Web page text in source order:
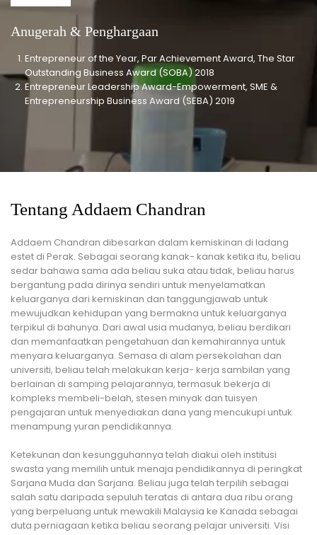
Anugerah & Penghargaan
Entrepreneur of the Year, Par Achievement Award, The Star
Outstanding Business Award (SOBA) 2018
Entrepreneur Leadership Award-Empowerment, SME &
Entrepreneurship Business Award (SEBA) 2019
Tentang Addaem Chandran
Addaem Chandran dibesarkan dalam kemiskinan di ladang
estet di Perak. Sebagai seorang kanak- kanak ketika itu, beliau
sedar bahawa sama ada beliau suka atau tidak, beliau harus
bergantung pada dirinya sendiri untuk menyelamatkan
keluarganya dari kemiskinan dan tanggungjawab untuk
mewujudkan kehidupan yang bermakna untuk keluarganya
terpikul di bahunya. Dari awal usia mudanya, beliau berdikari
dan memanfaatkan pengetahuan dan kemahirannya untuk
menyara keluarganya. Semasa di alam persekolahan dan
universiti, beliau telah melakukan kerja- kerja sambilan yang
berlainan di samping pelajarannya, termasuk bekerja di
kompleks membeli-belah, stesen minyak dan tuisyen
pengajaran untuk menyediakan dana yang mencukupi untuk
menampung yuran pendidikannya.
Ketekunan dan kesungguhannya telah diakui oleh institusi
swasta yang memilih untuk menaja pendidikannya di peringkat
Sarjana Muda dan Sarjana. Beliau juga telah terpilih sebagai
salah satu daripada sepuluh teratas di antara dua ribu orang
yang berpeluang untuk mewakili Malaysia ke Kanada sebagai
duta perniagaan ketika beliau seorang pelajar universiti. Visi